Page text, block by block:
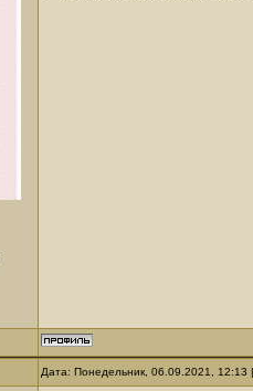
Дата: Понедельник, 06.09.2021,